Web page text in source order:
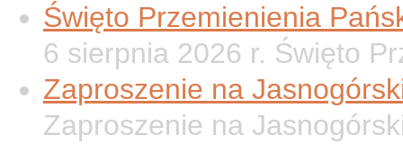
Święto Przemienienia
6 sierpnia 2026 r. Święto
Zaproszenie na
Zaproszenie na